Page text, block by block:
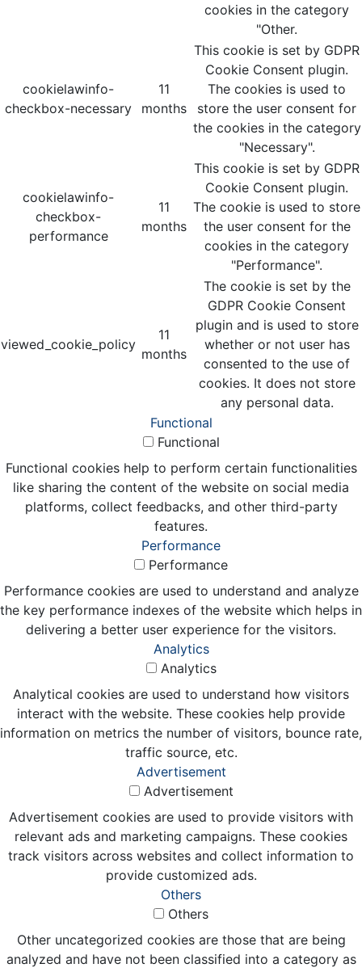
cookies in the category
"Other.
cookielawinfo-
checkbox-necessary
11
months
This cookie is set by GDPR
Cookie Consent plugin.
The cookies is used to
store the user consent for
the cookies in the category
"Necessary".
cookielawinfo-
checkbox-
performance
11
months
This cookie is set by GDPR
Cookie Consent plugin.
The cookie is used to store
the user consent for the
cookies in the category
"Performance".
viewed_cookie_policy
11
months
The cookie is set by the
GDPR Cookie Consent
plugin and is used to store
whether or not user has
consented to the use of
cookies. It does not store
any personal data.
Functional
Functional
Functional cookies help to perform certain functionalities
like sharing the content of the website on social media
platforms, collect feedbacks, and other third-party
features.
Performance
Performance
Performance cookies are used to understand and analyze
the key performance indexes of the website which helps in
delivering a better user experience for the visitors.
Analytics
Analytics
Analytical cookies are used to understand how visitors
interact with the website. These cookies help provide
information on metrics the number of visitors, bounce rate,
traffic source, etc.
Advertisement
Advertisement
Advertisement cookies are used to provide visitors with
relevant ads and marketing campaigns. These cookies
track visitors across websites and collect information to
provide customized ads.
Others
Others
Other uncategorized cookies are those that are being
analyzed and have not been classified into a category as